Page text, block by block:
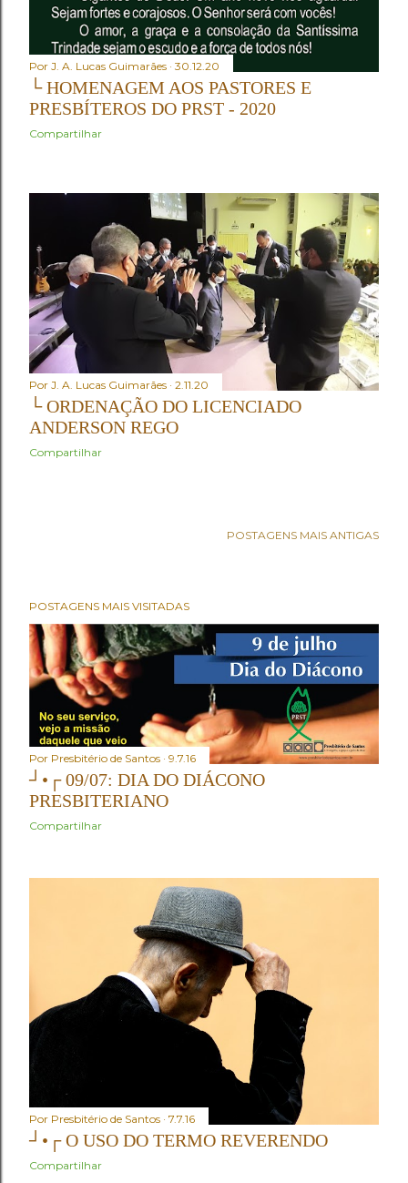
Por J. A. Lucas Guimarães 30.12.20
└ HOMENAGEM AOS PASTORES E
PRESBÍTEROS DO PRST - 2020
Compartilhar
Por J. A. Lucas Guimarães 2.11.20
└ ORDENAÇÃO DO LICENCIADO
ANDERSON REGO
Compartilhar
POSTAGENS MAIS ANTIGAS
POSTAGENS MAIS VISITADAS
Por Presbitério de Santos 9.7.16
┘•┌ 09/07: DIA DO DIÁCONO
PRESBITERIANO
Compartilhar
Por Presbitério de Santos 7.7.16
┘•┌ O USO DO TERMO REVERENDO
Compartilhar